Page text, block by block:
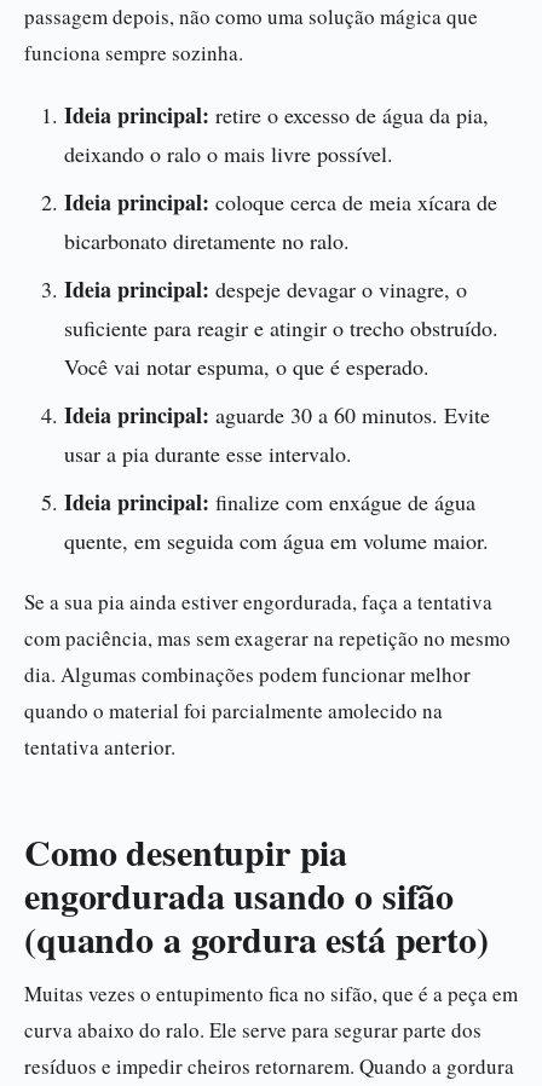
passagem depois, não como uma solução mágica que
funciona sempre sozinha.
Ideia principal: retire o excesso de água da pia,
deixando o ralo o mais livre possível.
Ideia principal: coloque cerca de meia xícara de
bicarbonato diretamente no ralo.
Ideia principal: despeje devagar o vinagre, o
suficiente para reagir e atingir o trecho obstruído.
Você vai notar espuma, o que é esperado.
Ideia principal: aguarde 30 a 60 minutos. Evite
usar a pia durante esse intervalo.
Ideia principal: finalize com enxágue de água
quente, em seguida com água em volume maior.
Se a sua pia ainda estiver engordurada, faça a tentativa
com paciência, mas sem exagerar na repetição no mesmo
dia. Algumas combinações podem funcionar melhor
quando o material foi parcialmente amolecido na
tentativa anterior.
Como desentupir pia
engordurada usando o sifão
(quando a gordura está perto)
Muitas vezes o entupimento fica no sifão, que é a peça em
curva abaixo do ralo. Ele serve para segurar parte dos
resíduos e impedir cheiros retornarem. Quando a gordura